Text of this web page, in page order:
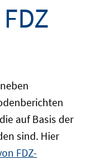
auf Basis der
sind. Hier
FDZ-